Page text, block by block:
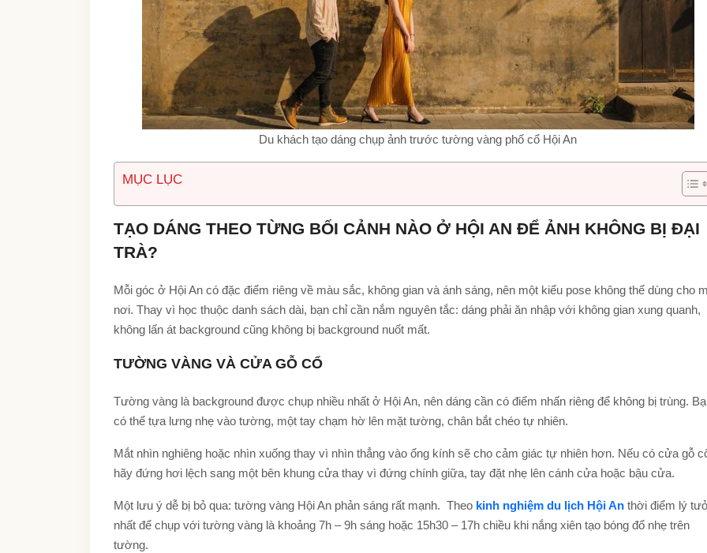
Du khách tạo dáng chụp ảnh trước tường vàng phố cổ Hội An
MỤC LỤC
TẠO DÁNG THEO TỪNG BỐI CẢNH NÀO Ở HỘI AN ĐỂ ẢNH KHÔNG BỊ ĐẠI
TRÀ?
Mỗi góc ở Hội An có đặc điểm riêng về màu sắc, không gian và ánh sáng, nên một kiểu pose không thể dùng cho
nơi. Thay vì học thuộc danh sách dài, bạn chỉ cần nắm nguyên tắc: dáng phải ăn nhập với không gian xung quanh,
không lấn át background cũng không bị background nuốt mất.
TƯỜNG VÀNG VÀ CỬA GỖ CỔ
Tường vàng là background được chụp nhiều nhất ở Hội An, nên dáng cần có điểm nhấn riêng để không bị trùng.
có thể tựa lưng nhẹ vào tường, một tay chạm hờ lên mặt tường, chân bắt chéo tự nhiên.
Mắt nhìn nghiêng hoặc nhìn xuống thay vì nhìn thẳng vào ống kính sẽ cho cảm giác tự nhiên hơn. Nếu có cửa gỗ
hãy đứng hơi lệch sang một bên khung cửa thay vì đứng chính giữa, tay đặt nhẹ lên cánh cửa hoặc bậu cửa.
Một lưu ý dễ bị bỏ qua: tường vàng Hội An phản sáng rất mạnh. Theo kinh nghiệm du lịch Hội An thời điểm lý
nhất để chụp với tường vàng là khoảng 7h – 9h sáng hoặc 15h30 – 17h chiều khi nắng xiên tạo bóng đổ nhẹ trên
tường.